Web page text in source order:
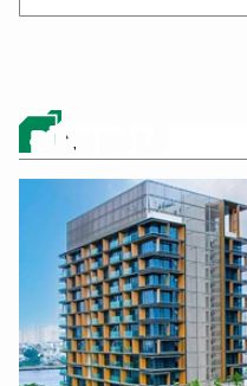
ĐỪNG BỎ LỠ